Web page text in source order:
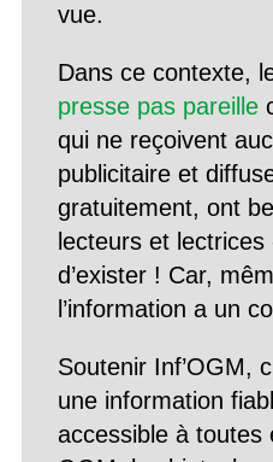
vue.
Dans ce contexte,
presse pas pareille
qui ne reçoivent
publicitaire et
gratuitement, ont
lecteurs et
d’exister ! Car,
l’information a un
Soutenir Inf’OGM,
une information
accessible à toutes